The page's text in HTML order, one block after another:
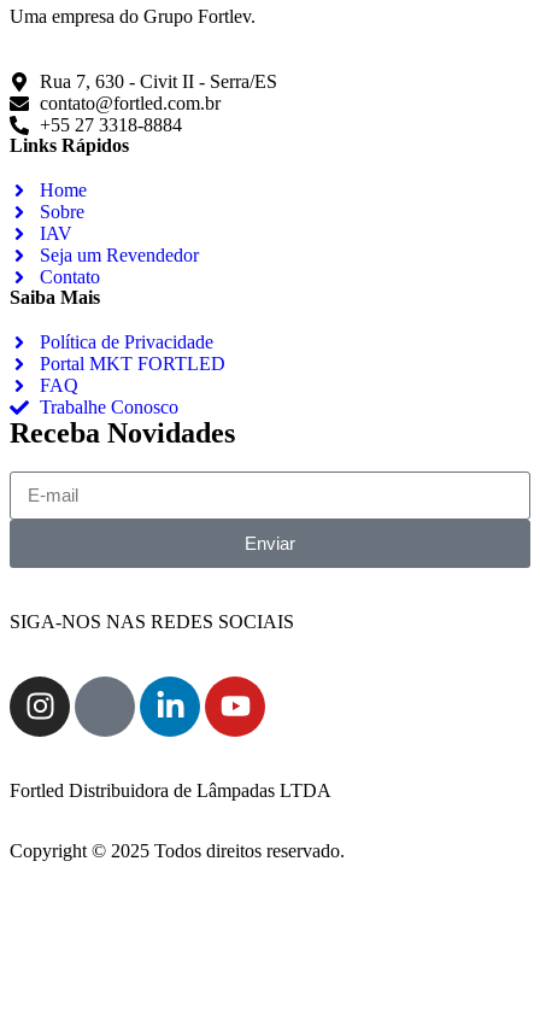
Uma empresa do Grupo Fortlev.
Rua 7, 630 - Civit II - Serra/ES
contato@fortled.com.br
+55 27 3318-8884
Links Rápidos
Home
Sobre
IAV
Seja um Revendedor
Contato
Saiba Mais
Política de Privacidade
Portal MKT FORTLED
FAQ
Trabalhe Conosco
Receba Novidades
Enviar
SIGA-NOS NAS REDES SOCIAIS
Fortled Distribuidora de Lâmpadas LTDA
Copyright © 2025 Todos direitos reservado.